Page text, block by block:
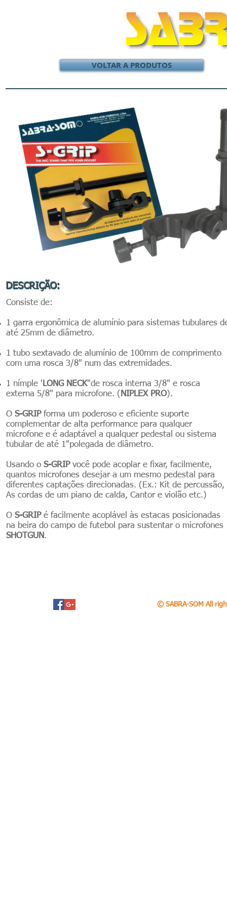
VOLTAR A PRODUTOS
DESCRIÇÃO:
Consiste de:
1 garra ergonômica de alumínio para sistemas tubulares
até 25mm de diâmetro.
1 tubo sextavado de alumínio de 100mm de comprimento
com uma rosca 3/8" num das extremidades.
1 nímple ' LONG NECK"de rosca interna 3/8" e rosca
externa 5/8" para microfone. ( NIPLEX PRO).
O S-GRIPforma um poderoso e eficiente suporte
complementar de alta performance para qualquer
microfone e é adaptável a qualquer pedestal ou sistema
tubular de até 1"polegada de diâmetro.
Usando o S-GRIPvocê pode acoplar e fixar, facilmente,
quantos microfones desejar a um mesmo pedestal para
diferentes captações direcionadas. (Ex.: Kit de percussão,
As cordas de um piano de calda, Cantor e violão etc.)
O S-GRIPé facilmente acoplável às estacas posicionadas
na beira do campo de futebol para sustentar o microfones
SHOTGUN.
© SABRA-SOM All